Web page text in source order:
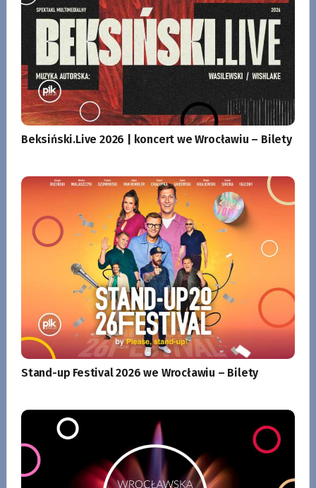
Beksiński.Live 2026 | koncert we Wrocławiu – Bilety
Stand-up Festival 2026 we Wrocławiu – Bilety